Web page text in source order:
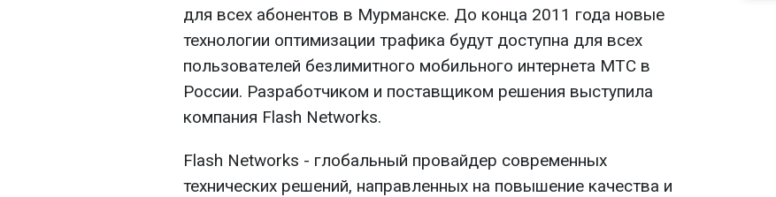
для всех абонентов в Мурманске. До конца 2011 года новые
технологии оптимизации трафика будут доступна для всех
пользователей безлимитного мобильного интернета МТС в
России. Разработчиком и поставщиком решения выступила
компания Flash Networks.
Flash Networks - глобальный провайдер современных
технических решений, направленных на повышение качества и